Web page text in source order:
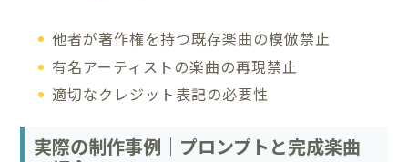
他者が著作権を持つ既存楽曲の模倣禁止
有名アーティストの楽曲の再現禁止
適切なクレジット表記の必要性
実際の制作事例｜プロンプトと完成楽曲